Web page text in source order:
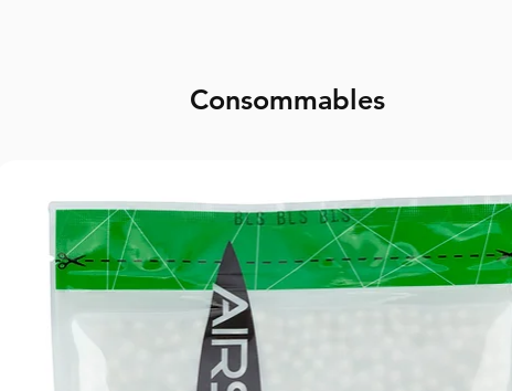
Consommables